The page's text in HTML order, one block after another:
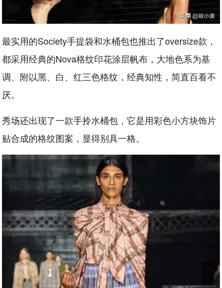
最实用的Society手提袋和水桶包也推出了oversize款，
都采用经典的Nova格纹印花涂层帆布，大地色系为基
调、附以黑、白、红三色格纹，经典知性，简直百看不
厌。
秀场还出现了一款手拎水桶包，它是用彩色小方块饰片
贴合成的格纹图案，显得别具一格。